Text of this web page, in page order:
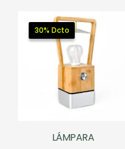
30% Dcto
30% Dcto
LÁMPARA